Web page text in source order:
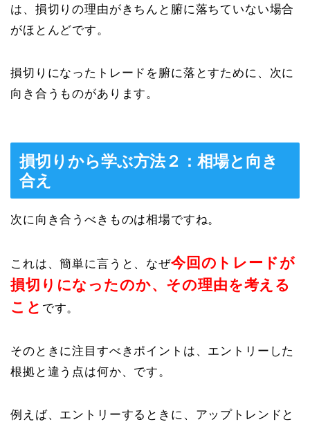
は、損切りの理由がきちんと腑に落ちていない場合
がほとんどです。
損切りになったトレードを腑に落とすために、次に
向き合うものがあります。
損切りから学ぶ方法２：相場と向き
合え
次に向き合うべきものは相場ですね。
これは、簡単に言うと、なぜ今回のトレードが
損切りになったのか、その理由を考える
こと です。
そのときに注目すべきポイントは、エントリーした
根拠と違う点は何か、です。
例えば、エントリーするときに、アップトレンドと